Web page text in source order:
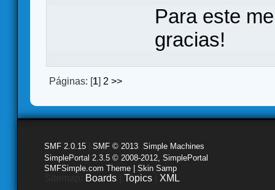
Para este
gracias!
Páginas: [1] 2 >>
SMF 2.0.15 SMF © 2013 Simple Machines
SimplePortal 2.3.5 © 2008-2012, SimplePortal
SMFSimple.com Theme | Skin Samp
Boards Topics XML